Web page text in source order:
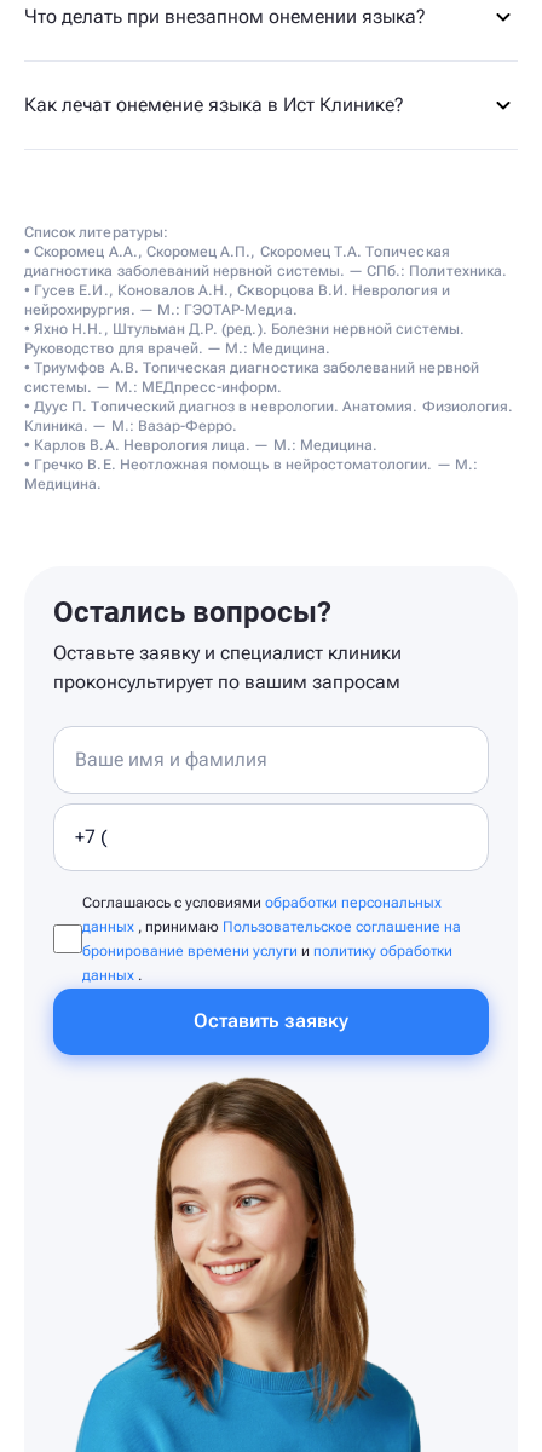
Что делать при внезапном онемении языка?
Как лечат онемение языка в Ист Клинике?
Список литературы:
• Скоромец А.А., Скоромец А.П., Скоромец Т.А. Топическая
диагностика заболеваний нервной системы. — СПб.: Политехника.
• Гусев Е.И., Коновалов А.Н., Скворцова В.И. Неврология и
нейрохирургия. — М.: ГЭОТАР-Медиа.
• Яхно Н.Н., Штульман Д.Р. (ред.). Болезни нервной системы.
Руководство для врачей. — М.: Медицина.
• Триумфов А.В. Топическая диагностика заболеваний нервной
системы. — М.: МЕДпресс-информ.
• Дуус П. Топический диагноз в неврологии. Анатомия. Физиология.
Клиника. — М.: Вазар-Ферро.
• Карлов В.А. Неврология лица. — М.: Медицина.
• Гречко В.Е. Неотложная помощь в нейростоматологии. — М.:
Медицина.
Остались вопросы?
Оставьте заявку и специалист клиники
проконсультирует по вашим запросам
Соглашаюсь с условиями обработки персональных
данных , принимаю Пользовательское соглашение на
бронирование времени услуги и политику обработки
данных .
Оставить заявку